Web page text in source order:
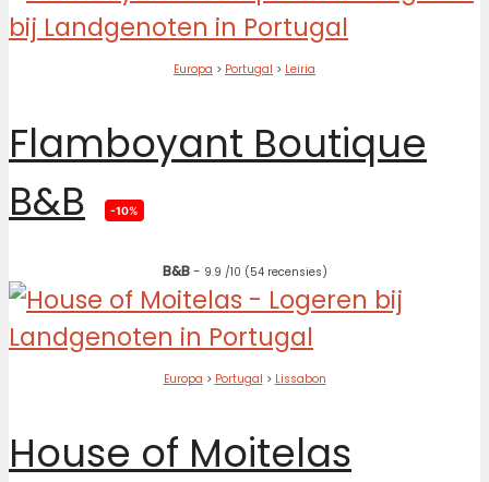
Europa > Portugal > Leiria
Flamboyant Boutique
B&B
-10%
B&B- 9.9 /10 (54 recensies)
Europa > Portugal > Lissabon
House of Moitelas